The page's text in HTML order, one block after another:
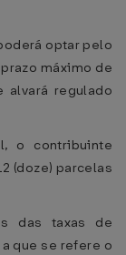
optar pelo
máximo de
alvará regulado
o contribuinte
(doze) parcelas
das taxas de
que se refere o